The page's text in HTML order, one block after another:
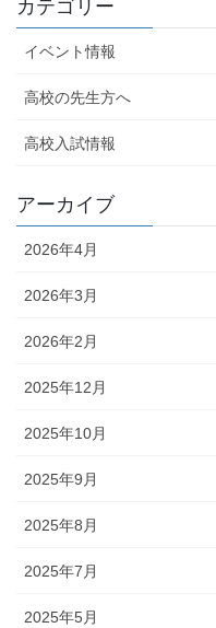
カテゴリー
イベント情報
高校の先生方へ
高校入試情報
アーカイブ
2026年4月
2026年3月
2026年2月
2025年12月
2025年10月
2025年9月
2025年8月
2025年7月
2025年5月